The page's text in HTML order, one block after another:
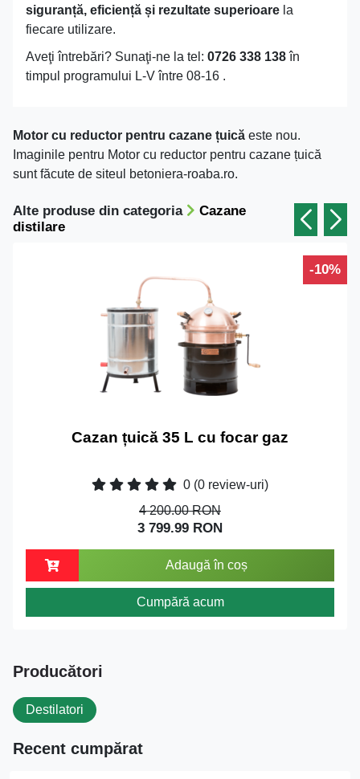
siguranță, eficiență și rezultate superioare la
fiecare utilizare.
Aveţi întrebări? Sunaţi-ne la tel: 0726 338 138în
timpul programului L-V între 08-16 .
Motor cu reductor pentru cazane țuică este nou.
Imaginile pentru Motor cu reductor pentru cazane țuică
sunt făcute de siteul betoniera-roaba.ro.
Alte produse din categoria
Cazane
distilare
-10%
Cazan țuică 35 L cu focar gaz
0 (0 review-uri)
4 200.00 RON
3 799.99 RON
Adaugă în coș
Cumpără acum
Producători
Destilatori
Recent cumpărat